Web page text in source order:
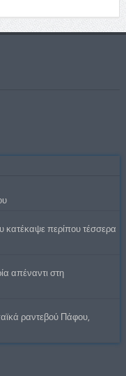
περίπου τέσσερα
απέναντι στη
ραντεβού Πάφου,